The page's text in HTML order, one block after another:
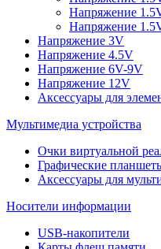
Напряжение
Напряжение
Напряжение 3V
Напряжение 4.5V
Напряжение 6V-9V
Напряжение 12V
Аксессуары для
Мультимедиа устройства
Очки виртуальной
Графические
Аксессуары для
Носители информации
USB-накопители